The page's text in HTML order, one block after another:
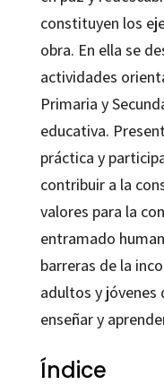
constituyen los
obra. En ella se
actividades
Primaria y
educativa.
práctica y
contribuir a la
valores para la
entramado
barreras de la
adultos y jóvenes
enseñar y
Índice